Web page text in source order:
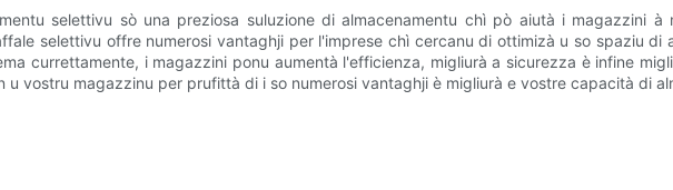
selettivu sò una preziosa suluzione di almacenamentu chì pò aiutà i magazzini
selettivu offre numerosi vantaghji per l'imprese chì cercanu di ottimizà u so spaziu
currettamente, i magazzini ponu aumentà l'efficienza, migliurà a sicurezza è infine
vostru magazzinu per prufittà di i so numerosi vantaghji è migliurà e vostre capacità di